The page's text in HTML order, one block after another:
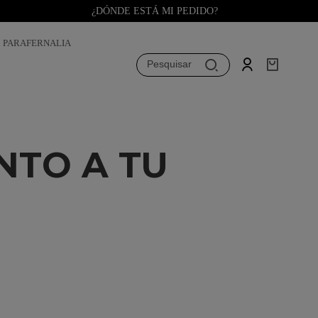
¿DÓNDE ESTÁ MI PEDIDO?
PARAFERNALIA
Pesquisar
A TU